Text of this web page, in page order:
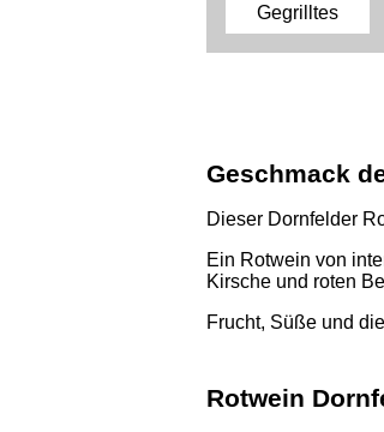
Gegrilltes
Geschmack
Dieser Dornfelder
Ein Rotwein von
Kirsche und roten
Frucht, Süße und
Rotwein